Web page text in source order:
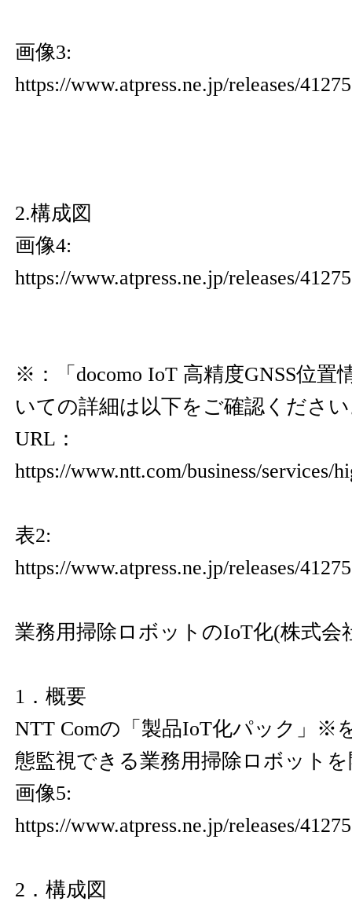
画像3:
https://www.atpress.ne.jp/releases/
2.構成図
画像4:
https://www.atpress.ne.jp/releases/
※：「docomo IoT 高精度GNSS位置
いての詳細は以下をご確認くださ
URL：
https://www.ntt.com/business/services/
表2:
https://www.atpress.ne.jp/releases/
業務用掃除ロボットのIoT化(株式会
1．概要
NTT Comの「製品IoT化パック」※
態監視できる業務用掃除ロボット
画像5:
https://www.atpress.ne.jp/releases/
2．構成図